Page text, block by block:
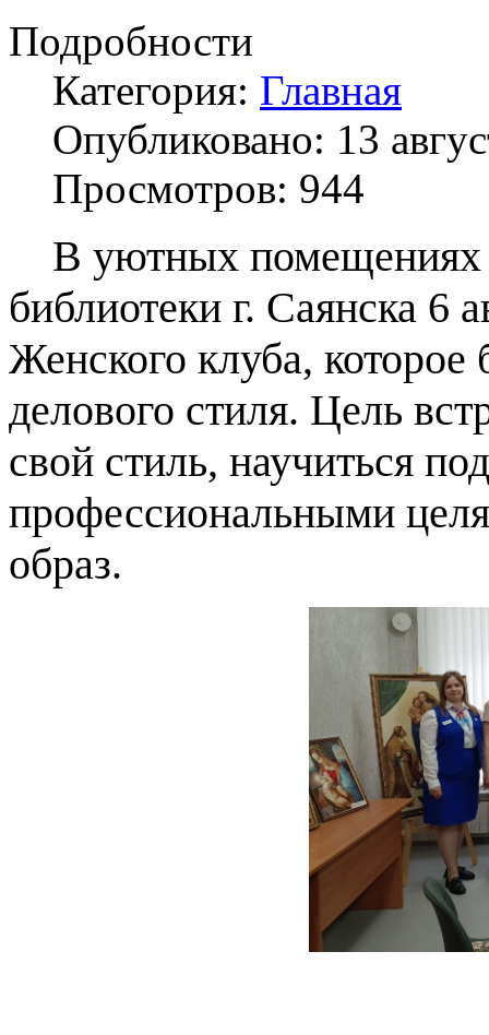
Подробности
Категория: Главная
Опубликовано: 13
Просмотров: 944
В уютных помещениях
библиотеки г. Саянска 6
Женского клуба,
делового стиля. Цель
свой стиль, научиться
профессиональными
образ.